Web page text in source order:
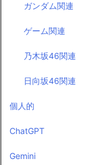
ガンダム関連
ゲーム関連
乃木坂46関連
日向坂46関連
個人的
ChatGPT
Gemini